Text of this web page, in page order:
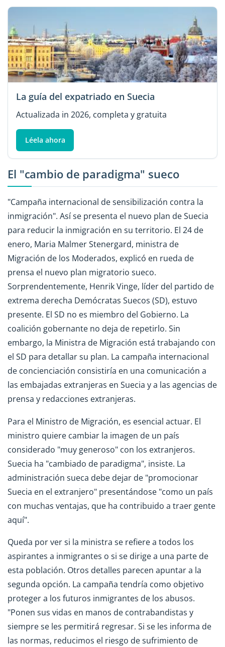
La guía del expatriado en Suecia
Actualizada in 2026, completa y gratuita
Léela ahora
El "cambio de paradigma" sueco
"Campaña internacional de sensibilización contra la
inmigración". Así se presenta el nuevo plan de Suecia
para reducir la inmigración en su territorio. El 24 de
enero, Maria Malmer Stenergard, ministra de
Migración de los Moderados, explicó en rueda de
prensa el nuevo plan migratorio sueco.
Sorprendentemente, Henrik Vinge, líder del partido de
extrema derecha Demócratas Suecos (SD), estuvo
presente. El SD no es miembro del Gobierno. La
coalición gobernante no deja de repetirlo. Sin
embargo, la Ministra de Migración está trabajando con
el SD para detallar su plan. La campaña internacional
de concienciación consistiría en una comunicación a
las embajadas extranjeras en Suecia y a las agencias de
prensa y redacciones extranjeras.
Para el Ministro de Migración, es esencial actuar. El
ministro quiere cambiar la imagen de un país
considerado "muy generoso" con los extranjeros.
Suecia ha "cambiado de paradigma", insiste. La
administración sueca debe dejar de "promocionar
Suecia en el extranjero" presentándose "como un país
con muchas ventajas, que ha contribuido a traer gente
aquí".
Queda por ver si la ministra se refiere a todos los
aspirantes a inmigrantes o si se dirige a una parte de
esta población. Otros detalles parecen apuntar a la
segunda opción. La campaña tendría como objetivo
proteger a los futuros inmigrantes de los abusos.
"Ponen sus vidas en manos de contrabandistas y
siempre se les permitirá regresar. Si se les informa de
las normas, reducimos el riesgo de sufrimiento de